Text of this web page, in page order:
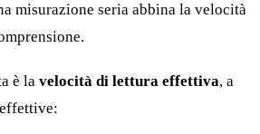
misurazione seria abbina la velocità
è la velocità di lettura effettiva, a